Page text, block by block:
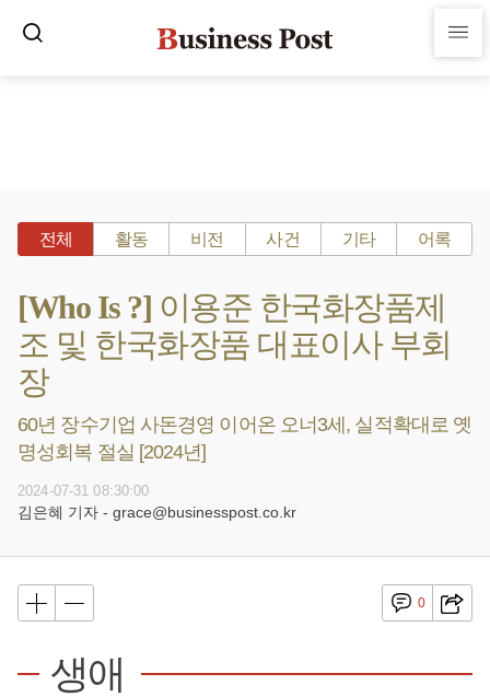
전체 활동 비전 사건 기타 어록
[Who Is ?] 이용준 한국화장품제
조 및 한국화장품 대표이사 부회
장
60년 장수기업 사돈경영 이어온 오너3세, 실적확대로 옛
명성회복 절실 [2024년]
2024-07-31 08:30:00
김은혜 기자 - grace@businesspost.co.kr
0
생애